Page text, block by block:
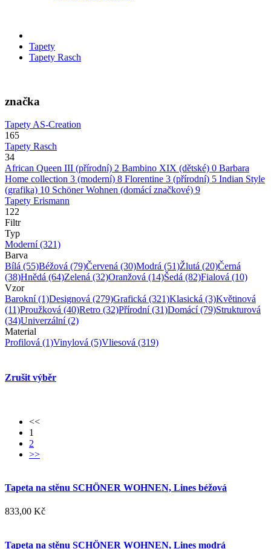
Tapety
Tapety Rasch
značka
Tapety AS-Creation
165
Tapety Rasch
34
African Queen III (přírodní) 2 Bambino XIX (dětské) 0 Barbara
Home collection 3 (moderní) 8 Florentine 3 (přírodní) 5 Indian Style
(grafika) 10 Schöner Wohnen (domácí značkové) 9
Tapety Erismann
122
Filtr
Typ
Moderní(321)
Barva
Bílá (55)Béžová (79)Červená (30)Modrá (51)Žlutá (20)Černá
(38)Hnědá (64)Zelená (32)Oranžová (14)Šedá (82)Fialová (10)
Vzor
Barokní(1)Designová (279)Grafická (321)Klasická (3)Květinová
(11)Proužková (40)Retro (32)Přírodní(31)Domácí(79)Strukturová
(34)Univerzální(2)
Material
Profilová (1)Vinylová (5)Vliesová (319)
Zrušit výběr
<<
1
2
>>
Tapeta na stěnu SCHÖNER WOHNEN, Lines béžová
833,00 Kč
Tapeta na stěnu SCHÖNER WOHNEN, Lines modrá